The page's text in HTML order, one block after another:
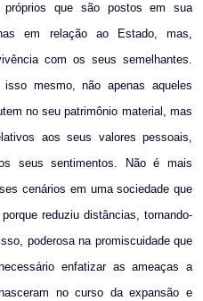
próprios que são postos em sua
em relação ao Estado, mas,
com os seus semelhantes.
isso mesmo, não apenas aqueles
no seu patrimônio material, mas
aos seus valores pessoais,
seus sentimentos. Não é mais
cenários em uma sociedade que
reduziu distâncias, tornando-
poderosa na promiscuidade que
enfatizar as ameaças a
no curso da expansão e